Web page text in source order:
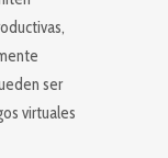
ser
virtuales